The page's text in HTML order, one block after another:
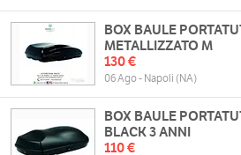
BOX BAULE
METALLIZZATO M
130 €
06 Ago - Napoli (NA)
BOX BAULE
BLACK 3 ANNI
110 €